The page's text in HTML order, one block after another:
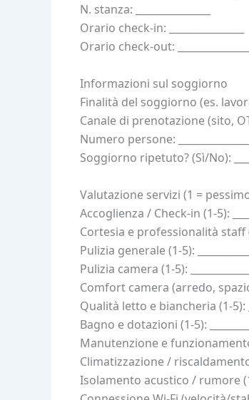
N. stanza: _______________
Orario check-in: _______________
Orario check-out: _______________
Informazioni sul soggiorno
Finalità del soggiorno (es. lavoro,
Canale di prenotazione (sito,
Numero persone: _______________
Soggiorno ripetuto? (Sì/No):
Valutazione servizi (1 =
Accoglienza / Check-in (1-5):
Cortesia e professionalità staff (1-
Pulizia generale (1-5):
Pulizia camera (1-5):
Comfort camera (arredo, spazio)
Qualità letto e biancheria (1-5):
Bagno e dotazioni (1-5):
Manutenzione e funzionamento
Climatizzazione / riscaldamento
Isolamento acustico / rumore (1-